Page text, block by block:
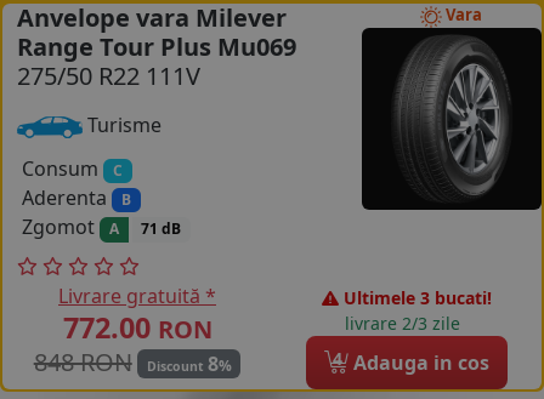
Vara
Anvelope vara Milever
Range Tour Plus Mu069
275/50 R22 111V
Turisme
Consum
C
Aderenta B
Zgomot A 71 dB
Livrare gratuită *
772.00 RON
848 RON
Discount 8%
Ultimele 3 bucati!
livrare 2/3 zile
4 Adauga in cos